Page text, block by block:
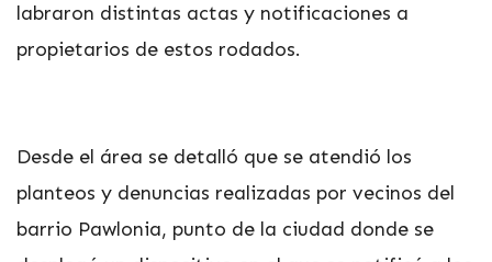
labraron distintas actas y notificaciones a
propietarios de estos rodados.
Desde el área se detalló que se atendió los
planteos y denuncias realizadas por vecinos del
barrio Pawlonia, punto de la ciudad donde se